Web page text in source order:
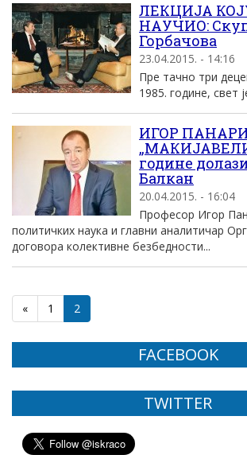
ЛЕКЦИЈА
НАУЧИО:
Горбачова
23.04.2015. - 14:16
Пре тачно три
1985. године, свет
ИГОР
године
Балкан
20.04.2015. - 16:04
Професор Игор
политичких наука и главни аналитичар
договора колективне безбедности...
« 1 2
FACEBOOK
TWITTER